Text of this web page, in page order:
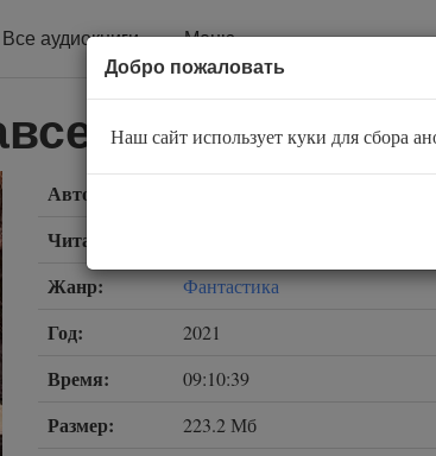
Все аудиокниги Меню
Автор:
Читает:
Жанр: Фантастика
Год: 2021
Время: 09:10:39
Размер: 223.2 Мб
Добро пожаловать
Наш сайт использует куки для сбора